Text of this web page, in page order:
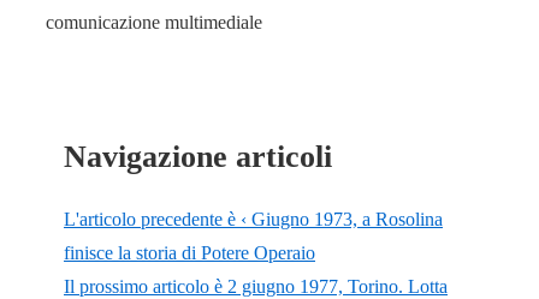
comunicazione multimediale
Navigazione articoli
L'articolo precedente è ‹ Giugno 1973, a Rosolina
finisce la storia di Potere Operaio
Il prossimo articolo è 2 giugno 1977, Torino. Lotta